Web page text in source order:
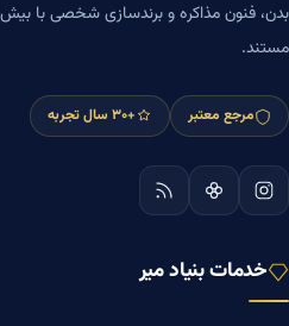
مستند.
مرجع معتبر +۳۰ سال تجربه
خدمات بنیاد میر